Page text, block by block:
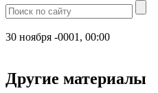
30 ноября -0001, 00:00
Другие материалы